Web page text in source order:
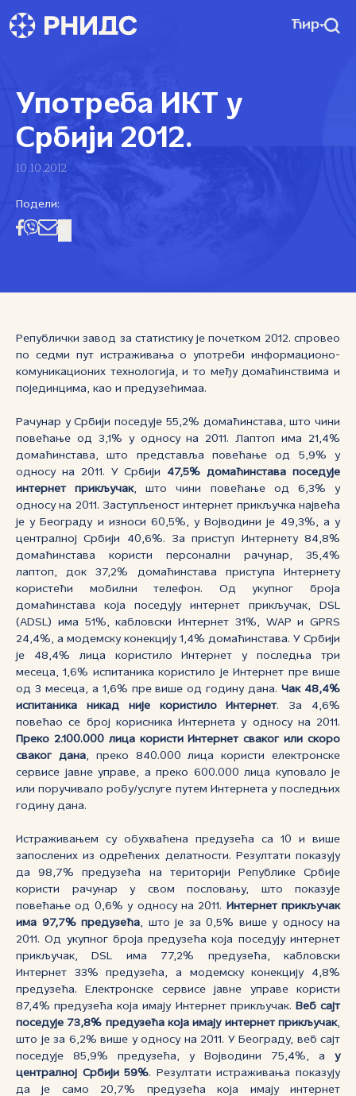
Ћир
Употреба ИКТ у
Србији 2012.
10.10.2012
Подели:
Републички завод за статистику је почетком 2012. спровео
по седми пут истраживања о употреби информационо-
комуникационих технологија, и то међу домаћинствима и
појединцима, као и предузећимаа.
Рачунар у Србији поседује 55,2% домаћинстава, што чини
повећање од 3,1% у односу на 2011. Лаптоп има 21,4%
домаћинстава, што представља повећање од 5,9% у
односу на 2011. У Србији 47,5% домаћинстава поседује
интернет прикључак, што чини повећање од 6,3% у
односу на 2011. Заступљеност интернет прикључка највећа
је у Београду и износи 60,5%, у Војводини је 49,3%, а у
централној Србији 40,6%. За приступ Интернету 84,8%
домаћинстава користи персонални рачунар, 35,4%
лаптоп, док 37,2% домаћинстава приступа Интернету
користећи мобилни телефон. Од укупног броја
домаћинстава која поседују интернет прикључак, DSL
(ADSL) има 51%, кабловски Интернет 31%, WAP и GPRS
24,4%, а модемску конекцију 1,4% домаћинстава. У Србији
је 48,4% лица користило Интернет у последња три
месеца, 1,6% испитаника користило је Интернет пре више
од 3 месеца, а 1,6% пре више од годину дана.Чак 48,4%
испитаника никад није користило Интернет. За 4,6%
повећао се број корисника Интернета у односу на 2011.
Преко 2.100.000 лица користи Интернет сваког или скоро
сваког дана, преко 840.000 лица користи електронске
сервисе јавне управе, а преко 600.000 лица куповало је
или поручивало робу/услуге путем Интернета у последњих
годину дана.
Истраживањем су обухваћена предузећа са 10 и више
запослених из одрећених делатности. Резултати показују
да 98,7% предузећа на територији Републике Србије
користи рачунар у свом пословању, што показује
повећање од 0,6% у односу на 2011.
Интернет прикључак
има 97,7% предузећа, што је за 0,5% више у односу на
2011. Од укупног броја предузећа која поседују интернет
прикључак, DSL има 77,2% предузећа, кабловски
Интернет 33% предузећа, а модемску конекцију 4,8%
предузећа. Електронске сервисе јавне управе користи
87,4% предузећа која имају Интернет прикључак.
Веб сајт
поседује 73,8% предузећа која имају интернет прикључак,
што је за 6,2% више у односу на 2011. У Београду, веб сајт
поседује 85,9% предузећа, у Војводини 75,4%, а у
централној Србији 59%. Резултати истраживања показују
да је само 20,7% предузећа која имају интернет